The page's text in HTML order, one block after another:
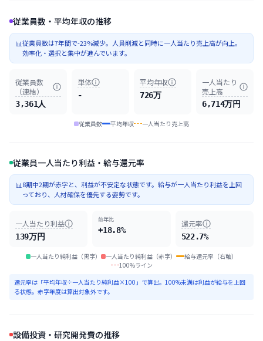
従業員数・平均年収の推移
📊従業員数は7年間で-23%減少。人員削減と同時に一人当たり売上高が向上。
効率化・選択と集中が進んでいます。
従業員数
（連結）
3,361人
単体
-
平均年収
726万
一人当たり
売上高
6,714万円
従業員数 平均年収 一人当たり売上高
従業員一人当たり利益・給与還元率
📊8期中2期が赤字と、利益が不安定な状態です。給与が一人当たり利益を上回
っており、人材確保を優先する姿勢です。
一人当たり利益
139万円
前年比
+18.8%
還元率
522.7%
一人当たり純利益（黒字） 一人当たり純利益（赤字）
給与還元率（右軸）
100%ライン
還元率は「平均年収÷一人当たり純利益×100」で算出。100%未満は利益が給与を上回
る状態。赤字年度は算出対象外です。
設備投資・研究開発費の推移